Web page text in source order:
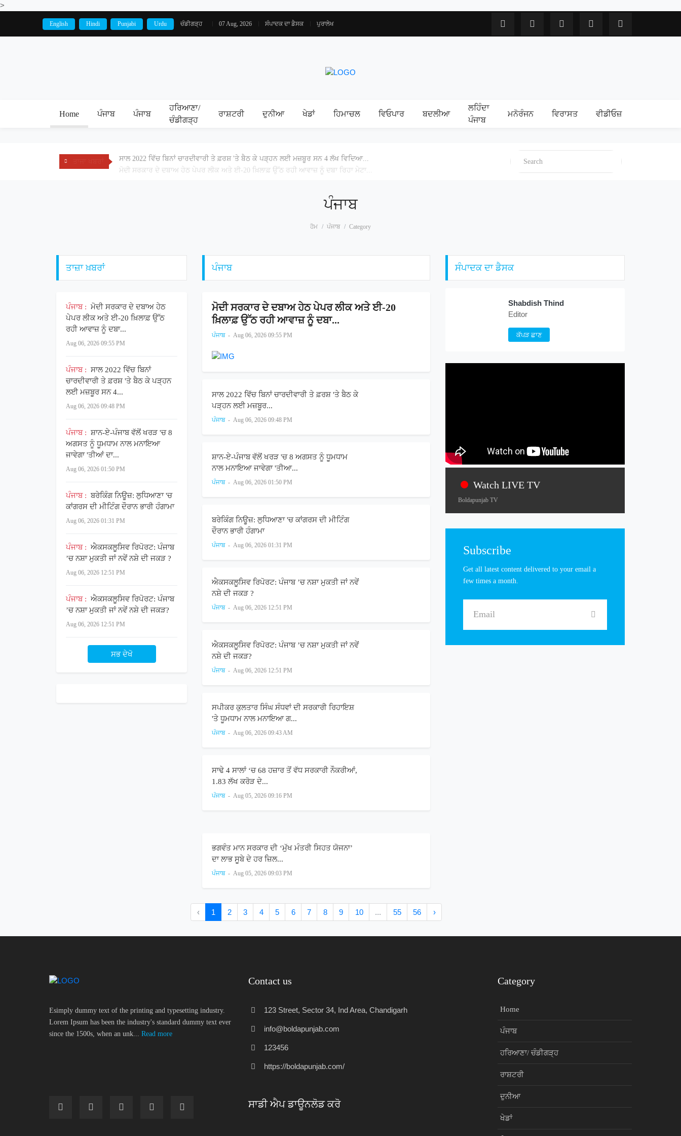
>
English Hindi Punjabi Urdu ਚੰਡੀਗੜ੍ਹ 07 Aug, 2026 ਸੰਪਾਦਕ ਦਾ ਡੈਸਕ ਪੁਰਾਲੇਖ
Home ਪੰਜਾਬ ਪੰਜਾਬ
ਹਰਿਆਣਾ/
ਚੰਡੀਗੜ੍ਹ
ਰਾਸ਼ਟਰੀ ਦੁਨੀਆ ਖੇਡਾਂ ਹਿਮਾਚਲ ਵਿਓਪਾਰ ਬਦਲੀਆ
ਲਹਿੰਦਾ
ਪੰਜਾਬ
ਮਨੋਰੰਜਨ ਵਿਰਾਸਤ ਵੀਡੀਓਜ਼
ਮੋਦੀ ਸਰਕਾਰ ਦੇ ਦਬਾਅ ਹੇਠ ਪੇਪਰ ਲੀਕ ਅਤੇ ਈ-20 ਖ਼ਿਲਾਫ਼ ਉੱਠ ਰਹੀ ਆਵਾਜ਼ ਨੂੰ ਦਬਾ ਰਿਹਾ ਮੇਟਾ...
ਸਾਲ 2022 ਵਿੱਚ ਬਿਨਾਂ ਚਾਰਦੀਵਾਰੀ ਤੇ ਫ਼ਰਸ਼ 'ਤੇ ਬੈਠ ਕੇ ਪੜ੍ਹਨ ਲਈ ਮਜ਼ਬੂਰ ਸਨ 4 ਲੱਖ ਵਿਦਿਆ...
ਪੰਜਾਬ
ਹੋਮ ਪੰਜਾਬ Category
ਤਾਜ਼ਾ ਖ਼ਬਰਾਂ
ਪੰਜਾਬ : ਮੋਦੀ ਸਰਕਾਰ ਦੇ ਦਬਾਅ ਹੇਠ
ਪੇਪਰ ਲੀਕ ਅਤੇ ਈ-20 ਖ਼ਿਲਾਫ਼ ਉੱਠ
ਰਹੀ ਆਵਾਜ਼ ਨੂੰ ਦਬਾ...
Aug 06, 2026 09:55 PM
ਪੰਜਾਬ : ਸਾਲ 2022 ਵਿੱਚ ਬਿਨਾਂ
ਚਾਰਦੀਵਾਰੀ ਤੇ ਫ਼ਰਸ਼ 'ਤੇ ਬੈਠ ਕੇ ਪੜ੍ਹਨ
ਲਈ ਮਜ਼ਬੂਰ ਸਨ 4...
Aug 06, 2026 09:48 PM
ਪੰਜਾਬ : ਸ਼ਾਨ-ਏ-ਪੰਜਾਬ ਵੱਲੋਂ ਖਰੜ 'ਚ 8
ਅਗਸਤ ਨੂੰ ਧੂਮਧਾਮ ਨਾਲ ਮਨਾਇਆ
ਜਾਵੇਗਾ 'ਤੀਆਂ ਦਾ...
Aug 06, 2026 01:50 PM
ਪੰਜਾਬ : ਬਰੇਕਿੰਗ ਨਿਊਜ਼: ਲੁਧਿਆਣਾ 'ਚ
ਕਾਂਗਰਸ ਦੀ ਮੀਟਿੰਗ ਦੌਰਾਨ ਭਾਰੀ ਹੰਗਾਮਾ
Aug 06, 2026 01:31 PM
ਪੰਜਾਬ : ਐਕਸਕਲੂਸਿਵ ਰਿਪੋਰਟ: ਪੰਜਾਬ
’ਚ ਨਸ਼ਾ ਮੁਕਤੀ ਜਾਂ ਨਵੇਂ ਨਸ਼ੇ ਦੀ ਜਕੜ ?
Aug 06, 2026 12:51 PM
ਪੰਜਾਬ : ਐਕਸਕਲੂਸਿਵ ਰਿਪੋਰਟ: ਪੰਜਾਬ
’ਚ ਨਸ਼ਾ ਮੁਕਤੀ ਜਾਂ ਨਵੇਂ ਨਸ਼ੇ ਦੀ ਜਕੜ?
Aug 06, 2026 12:51 PM
ਸਭ ਦੇਖੋ
ਪੰਜਾਬ
ਮੋਦੀ ਸਰਕਾਰ ਦੇ ਦਬਾਅ ਹੇਠ ਪੇਪਰ ਲੀਕ ਅਤੇ ਈ-20
ਖ਼ਿਲਾਫ਼ ਉੱਠ ਰਹੀ ਆਵਾਜ਼ ਨੂੰ ਦਬਾ...
ਪੰਜਾਬ - Aug 06, 2026 09:55 PM
ਸਾਲ 2022 ਵਿੱਚ ਬਿਨਾਂ ਚਾਰਦੀਵਾਰੀ ਤੇ ਫ਼ਰਸ਼ 'ਤੇ ਬੈਠ ਕੇ
ਪੜ੍ਹਨ ਲਈ ਮਜ਼ਬੂਰ...
ਪੰਜਾਬ - Aug 06, 2026 09:48 PM
ਸ਼ਾਨ-ਏ-ਪੰਜਾਬ ਵੱਲੋਂ ਖਰੜ 'ਚ 8 ਅਗਸਤ ਨੂੰ ਧੂਮਧਾਮ
ਨਾਲ ਮਨਾਇਆ ਜਾਵੇਗਾ 'ਤੀਆ...
ਪੰਜਾਬ - Aug 06, 2026 01:50 PM
ਬਰੇਕਿੰਗ ਨਿਊਜ਼: ਲੁਧਿਆਣਾ 'ਚ ਕਾਂਗਰਸ ਦੀ ਮੀਟਿੰਗ
ਦੌਰਾਨ ਭਾਰੀ ਹੰਗਾਮਾ
ਪੰਜਾਬ - Aug 06, 2026 01:31 PM
ਐਕਸਕਲੂਸਿਵ ਰਿਪੋਰਟ: ਪੰਜਾਬ ’ਚ ਨਸ਼ਾ ਮੁਕਤੀ ਜਾਂ ਨਵੇਂ
ਨਸ਼ੇ ਦੀ ਜਕੜ ?
ਪੰਜਾਬ - Aug 06, 2026 12:51 PM
ਐਕਸਕਲੂਸਿਵ ਰਿਪੋਰਟ: ਪੰਜਾਬ ’ਚ ਨਸ਼ਾ ਮੁਕਤੀ ਜਾਂ ਨਵੇਂ
ਨਸ਼ੇ ਦੀ ਜਕੜ?
ਪੰਜਾਬ - Aug 06, 2026 12:51 PM
ਸਪੀਕਰ ਕੁਲਤਾਰ ਸਿੰਘ ਸੰਧਵਾਂ ਦੀ ਸਰਕਾਰੀ ਰਿਹਾਇਸ਼
'ਤੇ ਧੂਮਧਾਮ ਨਾਲ ਮਨਾਇਆ ਗ...
ਪੰਜਾਬ - Aug 06, 2026 09:43 AM
ਸਾਢੇ 4 ਸਾਲਾਂ ‘ਚ 68 ਹਜ਼ਾਰ ਤੋਂ ਵੱਧ ਸਰਕਾਰੀ ਨੌਕਰੀਆਂ,
1.83 ਲੱਖ ਕਰੋੜ ਦੇ...
ਪੰਜਾਬ - Aug 05, 2026 09:16 PM
ਭਗਵੰਤ ਮਾਨ ਸਰਕਾਰ ਦੀ ‘ਮੁੱਖ ਮੰਤਰੀ ਸਿਹਤ ਯੋਜਨਾ’
ਦਾ ਲਾਭ ਸੂਬੇ ਦੇ ਹਰ ਜ਼ਿਲ...
ਪੰਜਾਬ - Aug 05, 2026 09:03 PM
‹ 1 2 3 4 5 6 7 8 9 10 ... 55 56 ›
ਸੰਪਾਦਕ ਦਾ ਡੈਸਕ
Shabdish Thind
Editor
ਕੱਪੜ ਛਾਣ
Watch LIVE TV
Boldapunjab TV
Subscribe
Get all latest content delivered to your email a
few times a month.
Esimply dummy text of the printing and typesetting industry.
Lorem Ipsum has been the industry's standard dummy text ever
since the 1500s, when an unk... Read more
Contact us
123 Street, Sector 34, Ind Area, Chandigarh
info@boldapunjab.com
123456
https://boldapunjab.com/
ਸਾਡੀ ਐਪ ਡਾਊਨਲੋਡ ਕਰੋ
Category
Home
ਪੰਜਾਬ
ਹਰਿਆਣਾ/ ਚੰਡੀਗੜ੍ਹ
ਰਾਸ਼ਟਰੀ
ਦੁਨੀਆ
ਖੇਡਾਂ